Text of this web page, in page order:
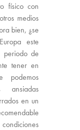
físico con
medios
bien, ¿se
este
periodo de
tener en
podemos
ansiadas
en un